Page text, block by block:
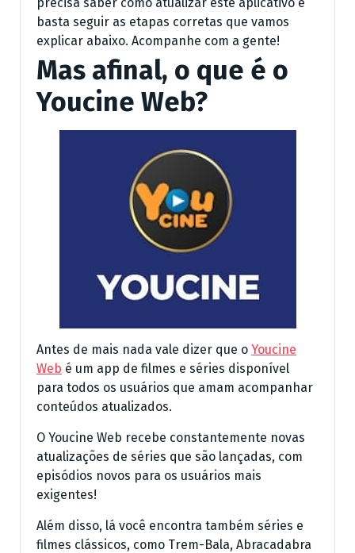
basta seguir as etapas corretas que vamos
explicar abaixo. Acompanhe com a gente!
Mas afinal, o que é o
Youcine Web?
Antes de mais nada vale dizer que o Youcine
Web é um app de filmes e séries disponível
para todos os usuários que amam acompanhar
conteúdos atualizados.
O Youcine Web recebe constantemente novas
atualizações de séries que são lançadas, com
episódios novos para os usuários mais
exigentes!
Além disso, lá você encontra também séries e
filmes clássicos, como Trem-Bala, Abracadabra